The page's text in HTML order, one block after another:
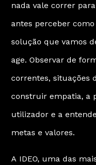
nada vale correr
antes perceber
solução que vamos
age. Observar de
correntes, situações
construir empatia, a
utilizador e a
metas e valores.
A IDEO, uma das